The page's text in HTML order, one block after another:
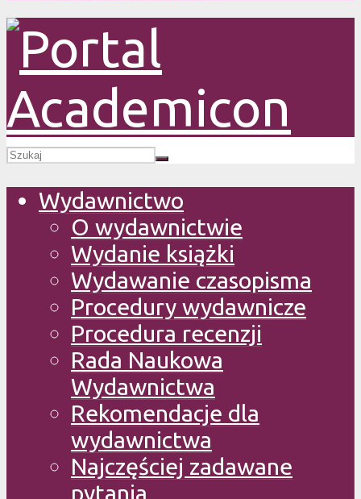
Wydawnictwo
O wydawnictwie
Wydanie książki
Wydawanie czasopisma
Procedury wydawnicze
Procedura recenzji
Rada Naukowa
Wydawnictwa
Rekomendacje dla
wydawnictwa
Najczęściej zadawane
pytania